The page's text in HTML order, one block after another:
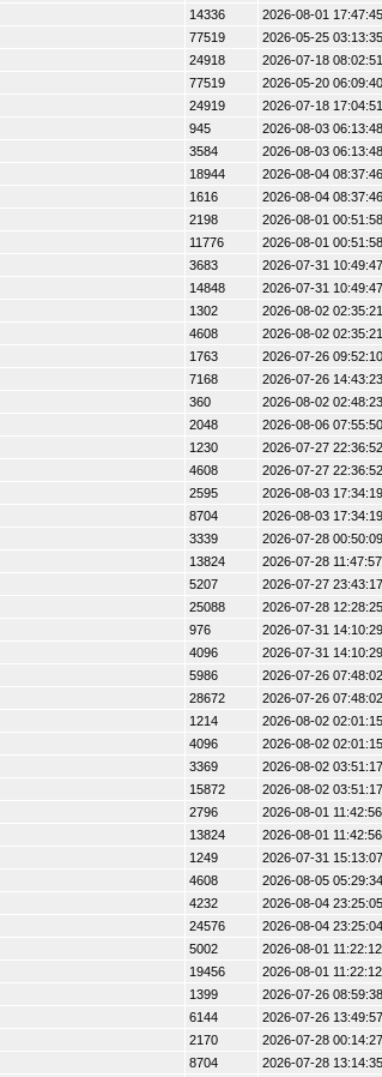
14336 2026-08-01 17:47:45
77519 2026-05-25 03:13:35
24918 2026-07-18 08:02:51
77519 2026-05-20 06:09:40
24919 2026-07-18 17:04:51
945 2026-08-03 06:13:48
3584 2026-08-03 06:13:48
18944 2026-08-04 08:37:46
1616 2026-08-04 08:37:46
2198 2026-08-01 00:51:58
11776 2026-08-01 00:51:58
3683 2026-07-31 10:49:47
14848 2026-07-31 10:49:47
1302 2026-08-02 02:35:21
4608 2026-08-02 02:35:21
1763 2026-07-26 09:52:10
7168 2026-07-26 14:43:23
360 2026-08-02 02:48:23
2048 2026-08-06 07:55:50
1230 2026-07-27 22:36:52
4608 2026-07-27 22:36:52
2595 2026-08-03 17:34:19
8704 2026-08-03 17:34:19
3339 2026-07-28 00:50:09
13824 2026-07-28 11:47:57
5207 2026-07-27 23:43:17
25088 2026-07-28 12:28:25
976 2026-07-31 14:10:29
4096 2026-07-31 14:10:29
5986 2026-07-26 07:48:02
28672 2026-07-26 07:48:02
1214 2026-08-02 02:01:15
4096 2026-08-02 02:01:15
3369 2026-08-02 03:51:17
15872 2026-08-02 03:51:17
2796 2026-08-01 11:42:56
13824 2026-08-01 11:42:56
1249 2026-07-31 15:13:07
4608 2026-08-05 05:29:34
4232 2026-08-04 23:25:05
24576 2026-08-04 23:25:04
5002 2026-08-01 11:22:12
19456 2026-08-01 11:22:12
1399 2026-07-26 08:59:38
6144 2026-07-26 13:49:57
2170 2026-07-28 00:14:27
8704 2026-07-28 13:14:35